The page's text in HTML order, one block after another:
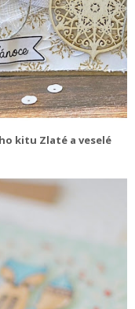
kitu Zlaté a veselé